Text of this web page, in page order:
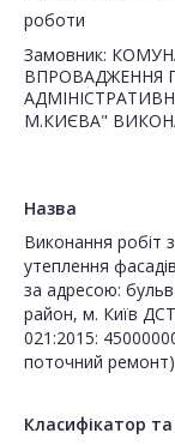
роботи
Замовник:
ВПРОВАДЖЕННЯ
М.КИЄВА"
Назва
Виконання робіт
утеплення
за адресою:
район, м. Київ
021:2015:
поточний ремонт)
Класифікатор